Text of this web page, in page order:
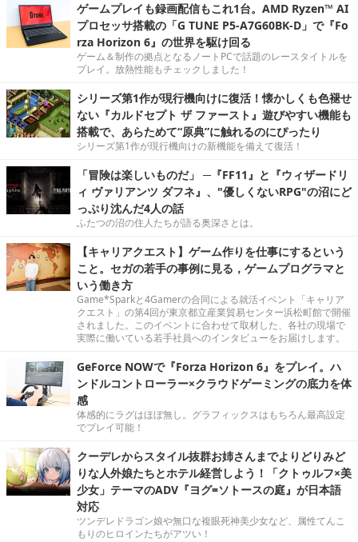
ゲームプレイも録画配信もこれ1台。AMD Ryzen™ AI
プロセッサ搭載の「G TUNE P5-A7G60BK-D」で『Fo
rza Horizon 6』の世界を駆け回る
ゲーム＆制作の拠点となるノートPCで話題のレースタイトルを
プレイ。放熱性能もチェックしました！
シリーズ第1作が現行機向けに復活！懐かしくも色褪せ
ない『カルドセプト ザ ファースト』遊びやすい機能も
搭載で、あらためて“原典”に触れるのにぴったり
シリーズ第1作が現行機向けの新機能を備えて復活！
「冒険は楽しいものだ」 ─『FF11』と『ウィザードリ
ィ ヴァリアンツ ダフネ』、"優しくないRPG"の沼にど
っぷり沈んだ4人の話
ふたつの沼の住人たちが語る奥深さとは。
【キャリアクエスト】ゲーム作りを仕事にするという
こと。セガの若手の事例に見る，ゲームプログラマと
いう働き方
Game*Sparkと4Gamerの合同による就活イベント「キャリア
クエスト」の第4回が東京都立産業貿易センター浜松町館で開催
されました。このイベントに合わせて取材した、各社の現場で
実際に働いている若手社員へのインタビューをお届けします。
GeForce NOWで『Forza Horizon 6』をプレイ。ハ
ンドルコントローラー×クラウドゲーミングの底力を体
感
体感的にラグはほぼ無し。グラフィックスはもちろん最高設定
でプレイ可能！
クーデレからスタイル抜群お姉さんまでよりどりみど
りな人外娘たちとホテル経営しよう！「クトゥルフ×美
少女」テーマのADV『ヨグ=ソトースの庭』が日本語
対応
ツンデレドラゴン娘や無口な複眼死神美少女など、属性てんこ
もりのヒロインたちがアツい！